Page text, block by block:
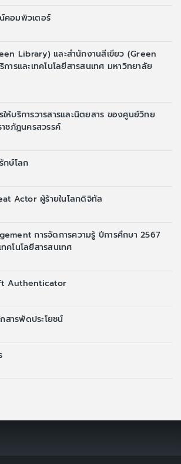
คอมพิวเตอร์
Library) และสำนักงานสีเขียว (Green
รและเทคโนโลยีสารสนเทศ มหาวิทยาลัย
ห้บริการวารสารและนิตยสาร ของศูนย์วิทย
ชภัฏนครสวรรค์
กษ์โลก
Actor ผู้ร้ายในโลกดิจิทัล
การจัดการความรู้ ปีการศึกษา 2567
คโนโลยีสารสนเทศ
Authenticator
สารพัดประโยชน์